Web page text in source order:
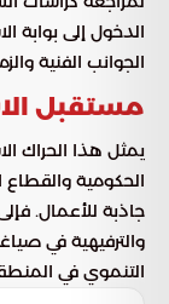
الدخول إلى بوابة
الجوانب الفنية
مستقبل
يمثل هذا الحراك
الحكومية
جاذبة للأعمال.
والترفيهية في
التنموي في